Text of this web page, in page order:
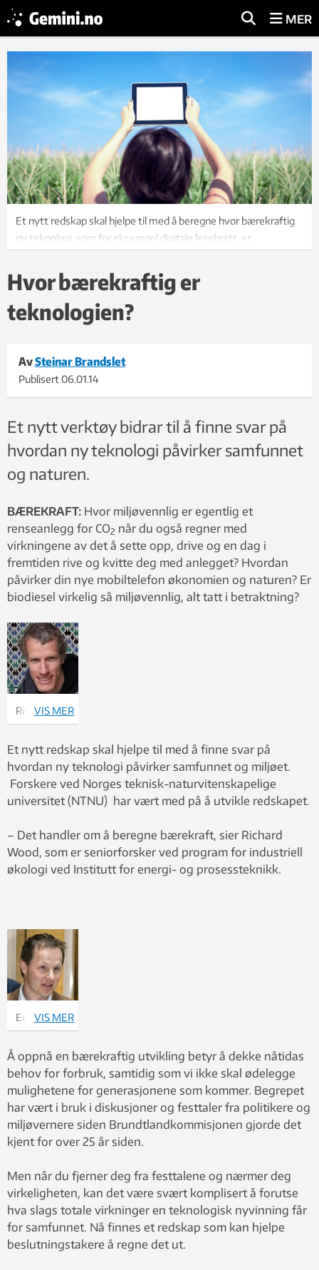
MER
Et nytt redskap skal hjelpe til med å beregne hvor bærekraftig
ny teknologi, som for eksempel digitale lesebrett, er.
Hvor bærekraftig er
teknologien?
AvSteinar Brandslet
Publisert06.01.14
Et nytt verktøy bidrar til å finne svar på
hvordan ny teknologi påvirker samfunnet
og naturen.
BÆREKRAFT: Hvor miljøvennlig er egentlig et
renseanlegg for CO2 når du også regner med
virkningene av det å sette opp, drive og en dag i
fremtiden rive og kvitte deg med anlegget? Hvordan
påvirker din nye mobiltelefon økonomien og naturen? Er
biodiesel virkelig så miljøvennlig, alt tatt i betraktning?
Richard
Wood.
Foto: Privat
VIS MER
Et nytt redskap skal hjelpe til med å finne svar på
hvordan ny teknologi påvirker samfunnet og miljøet.
Forskere ved Norges teknisk-naturvitenskapelige
universitet (NTNU) har vært med på å utvikle redskapet.
– Det handler om å beregne bærekraft, sier Richard
Wood, som er seniorforsker ved program for industriell
økologi ved Institutt for energi- og prosessteknikk.
Edgar
Hertwich.
Foto:
NTNU
VIS MER
Å oppnå en bærekraftig utvikling betyr å dekke nåtidas
behov for forbruk, samtidig som vi ikke skal ødelegge
mulighetene for generasjonene som kommer. Begrepet
har vært i bruk i diskusjoner og festtaler fra politikere og
miljøvernere siden Brundtlandkommisjonen gjorde det
kjent for over 25 år siden.
Men når du fjerner deg fra festtalene og nærmer deg
virkeligheten, kan det være svært komplisert å forutse
hva slags totale virkninger en teknologisk nyvinning får
for samfunnet. Nå finnes et redskap som kan hjelpe
beslutningstakere å regne det ut.